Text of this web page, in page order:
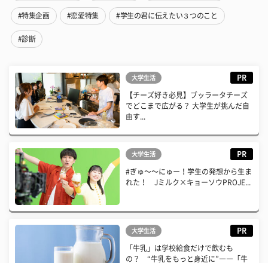
#特集企画 #恋愛特集 #学生の君に伝えたい３つのこと
#診断
大学生活 PR
【チーズ好き必見】ブッラータチーズ
でどこまで広がる？ 大学生が挑んだ自
由す...
大学生活 PR
#ぎゅ〜〜にゅー！学生の発想から生ま
れた！ Jミルク×キョーソウPROJE...
大学生活 PR
「牛乳」は学校給食だけで飲むも
の？ “牛乳をもっと身近に”――「牛